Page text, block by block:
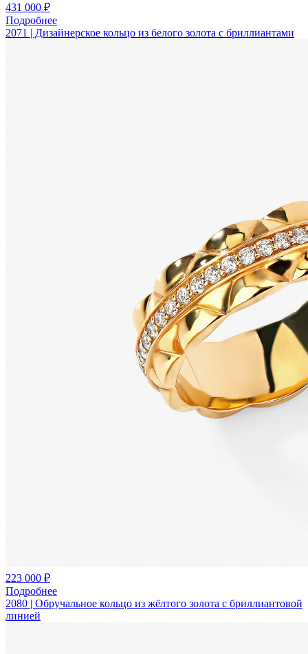
431 000 ₽
Подробнее
2071 | Дизайнерское кольцо из белого золота с бриллиантами
223 000 ₽
Подробнее
2080 | Обручальное кольцо из жёлтого золота с бриллиантовой
линией